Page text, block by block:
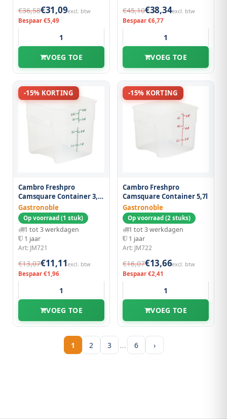
€36,58€31,09excl. btw
Bespaar €5,49
VOEG TOE
€45,10€38,34excl. btw
Bespaar €6,77
VOEG TOE
-15% KORTING
Cambro Freshpro
Camsquare Container 3,8
L
Gastronoble
Op voorraad (1 stuk)
1 tot 3 werkdagen
1 jaar
Art: JM721
€13,07€11,11excl. btw
Bespaar €1,96
VOEG TOE
-15% KORTING
Cambro Freshpro
Camsquare Container 5,7l
Gastronoble
Op voorraad (2 stuks)
1 tot 3 werkdagen
1 jaar
Art: JM722
€16,07€13,66excl. btw
Bespaar €2,41
VOEG TOE
1 2 3 … 6 ›